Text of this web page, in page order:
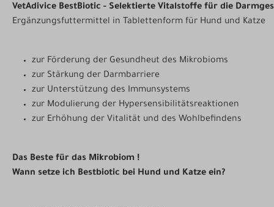
VetAdivice BestBiotic - Selektierte Vitalstoffe für die
Ergänzungsfuttermittel in Tablettenform für Hund und Katze
zur Förderung der Gesundheut des Mikrobioms
zur Stärkung der Darmbarriere
zur Unterstützung des Immunsystems
zur Modulierung der Hypersensibilitätsreaktionen
zur Erhöhung der Vitalität und des Wohlbefindens
Das Beste für das Mikrobiom !
Wann setze ich Bestbiotic bei Hund und Katze ein?